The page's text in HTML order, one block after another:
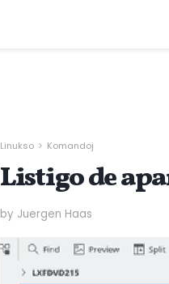
Linukso Komandoj
Listigo de
by Juergen Haas